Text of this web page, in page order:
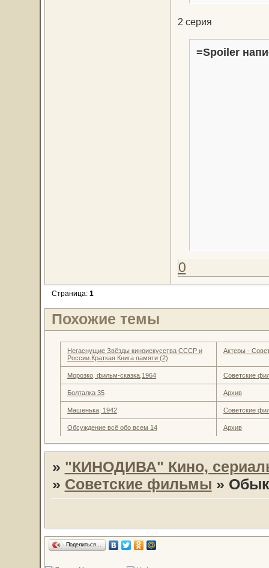
2 серия
=Spoiler
0
Страница: 1
Похожие темы
Негаснущие Звёзды киноискусства СССР и
России.Краткая Книга памяти (2)
Актеры -
Морозко, фильм-сказка,1964 Советские
Болталка 35 Архив
Машенька, 1942 Советские
Обсуждение всё обо всем 14 Архив
» "КИНОДИВА" Кино,
» Советские фильмы »
Поделиться…